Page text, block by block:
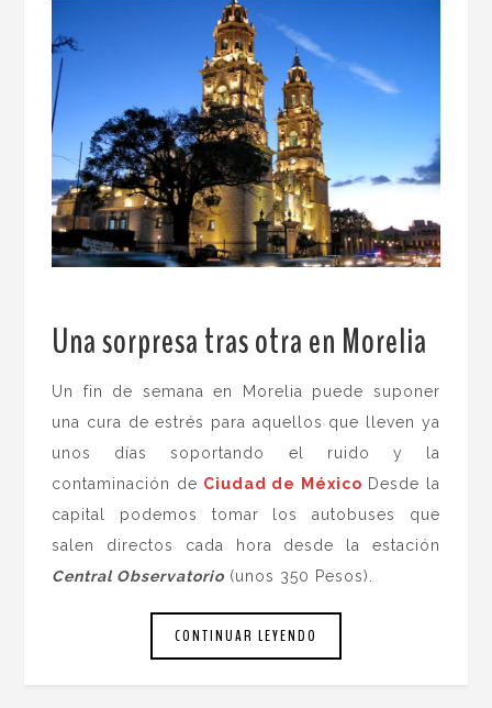
Una sorpresa tras otra en Morelia
Un fin de semana en Morelia puede suponer
una cura de estrés para aquellos que lleven ya
unos días soportando el ruido y la
contaminación de Ciudad de México Desde la
capital podemos tomar los autobuses que
salen directos cada hora desde la estación
Central Observatorio (unos 350 Pesos).
CONTINUAR LEYENDO